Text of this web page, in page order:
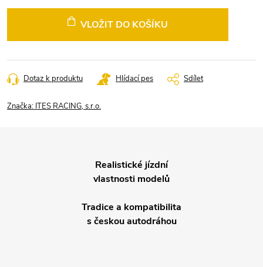
VLOŽIT DO KOŠÍKU
Dotaz k produktu Hlídací pes Sdílet
Značka: ITES RACING, s.r.o.
Realistické jízdní
vlastnosti modelů
Tradice a kompatibilita
s českou autodráhou